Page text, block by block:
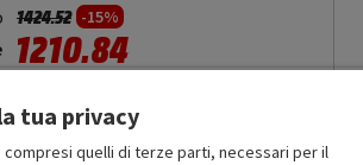
Prezzo ridotto da
1424.52a-15%
1210.84
Aggiungi al carrello
tua privacy
quelli di terze parti, necessari per il